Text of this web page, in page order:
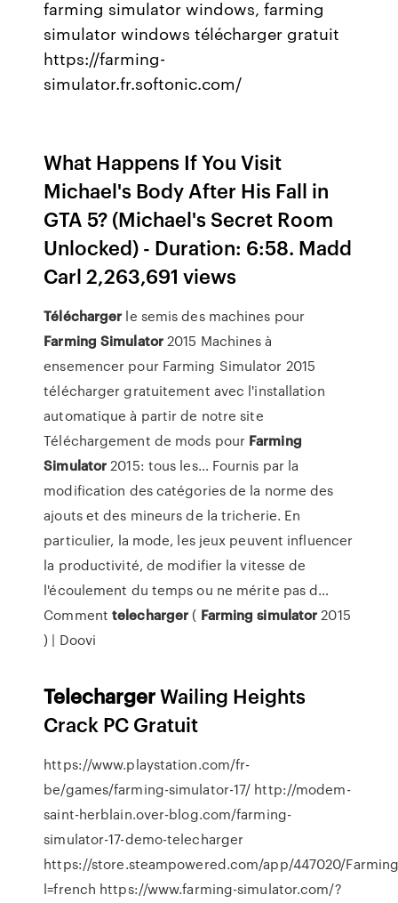
farming simulator windows, farming
simulator windows télécharger gratuit
https://farming-
simulator.fr.softonic.com/
What Happens If You Visit
Michael's Body After His Fall in
GTA 5? (Michael's Secret Room
Unlocked) - Duration: 6:58. Madd
Carl 2,263,691 views
Télécharger le semis des machines pour
Farming Simulator2015 Machines à
ensemencer pour Farming Simulator 2015
télécharger gratuitement avec l'installation
automatique à partir de notre site
Téléchargement de mods pour Farming
Simulator2015: tous les… Fournis par la
modification des catégories de la norme des
ajouts et des mineurs de la tricherie. En
particulier, la mode, les jeux peuvent influencer
la productivité, de modifier la vitesse de
l'écoulement du temps ou ne mérite pas d…
Commenttelecharger ( Farming simulator2015
) | Doovi
TelechargerWailing Heights
Crack PC Gratuit
https://www.playstation.com/fr-
be/games/farming-simulator-17/ http://modem-
saint-herblain.over-blog.com/farming-
simulator-17-demo-telecharger
https://store.steampowered.com/app/447020/
l=french https://www.farming-simulator.com/?